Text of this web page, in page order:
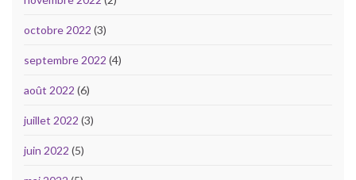
octobre 2022 (3)
septembre 2022 (4)
août 2022 (6)
juillet 2022 (3)
juin 2022 (5)